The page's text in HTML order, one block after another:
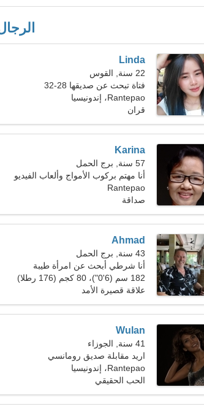
Linda
22 سنة, القوس
فتاة تبحث عن صديقها 28-32
Rantepao، إندونيسيا
قران
Karina
57 سنة, برج الحمل
أنا مهتم بركوب الأمواج وألعاب الفيديو
Rantepao
صداقة
Ahmad
43 سنة, برج الحمل
أنا شرطي أبحث عن امرأة طيبة
182 سم (6'0")، 80 كجم (176 رطلا)
علاقة قصيرة الأمد
Wulan
41 سنة, الجوزاء
اريد مقابلة صديق رومانسي
Rantepao، إندونيسيا
الحب الحقيقي